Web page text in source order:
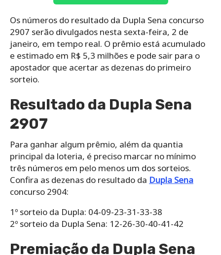
Os números do resultado da Dupla Sena concurso
2907 serão divulgados nesta sexta-feira, 2 de
janeiro, em tempo real. O prêmio está acumulado
e estimado em R$ 5,3 milhões e pode sair para o
apostador que acertar as dezenas do primeiro
sorteio.
Resultado da Dupla Sena
2907
Para ganhar algum prêmio, além da quantia
principal da loteria, é preciso marcar no mínimo
três números em pelo menos um dos sorteios.
Confira as dezenas do resultado da Dupla Sena
concurso 2904:
1º sorteio da Dupla: 04-09-23-31-33-38
2º sorteio da Dupla Sena: 12-26-30-40-41-42
Premiação da Dupla Sena